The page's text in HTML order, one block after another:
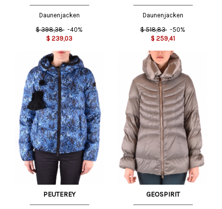
Daunenjacken
$ 398,38 -40%
$ 239,03
Daunenjacken
$ 518,83 -50%
$ 259,41
PEUTEREY GEOSPIRIT